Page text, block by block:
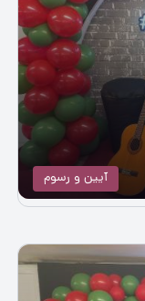
آيین و رسوم